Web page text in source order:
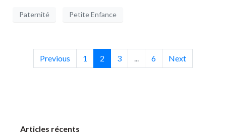
Paternité Petite Enfance
Previous 1 2 3 6 Next
Articles récents